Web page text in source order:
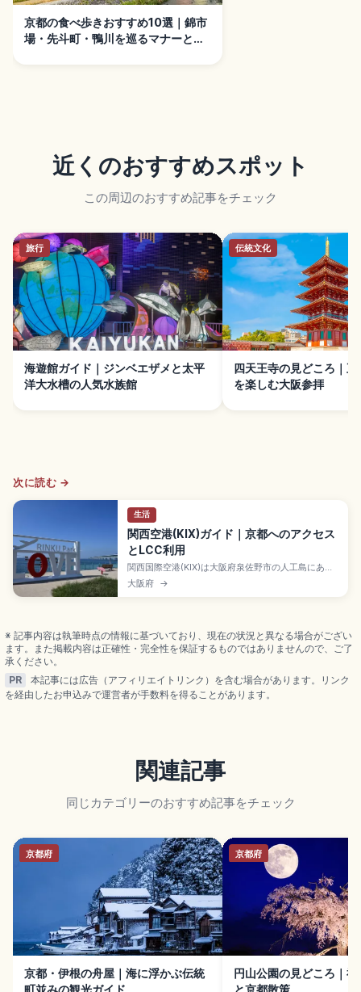
京都の食べ歩きおすすめ10選｜錦市
場・先斗町・鴨川を巡るマナーと楽
近くのおすすめスポット
この周辺のおすすめ記事をチェック
旅行
海遊館ガイド｜ジンベエザメと太平
洋大水槽の人気水族館
伝統文化
四天王寺の見どころ｜
を楽しむ大阪参拝
次に読む →
生活
関西空港(KIX)ガイド｜京都へのアクセス
とLCC利用
関西国際空港(KIX)は大阪府泉佐野市の人工島にある
24時間運用の海上空港で、第1ターミナル(国内・国
際線)と第2ターミナル(LCC専用)を擁する関西の玄関
大阪府 →
※ 記事内容は執筆時点の情報に基づいており、現在の状況と異なる場合がござい
ます。また掲載内容は正確性・完全性を保証するものではありませんので、ご了
承ください。
PR
本記事には広告（アフィリエイトリンク）を含む場合があります。リンク
を経由したお申込みで運営者が手数料を得ることがあります。
関連記事
同じカテゴリーのおすすめ記事をチェック
京都府
京都・伊根の舟屋｜海に浮かぶ伝統
京都府
円山公園の見どころ｜